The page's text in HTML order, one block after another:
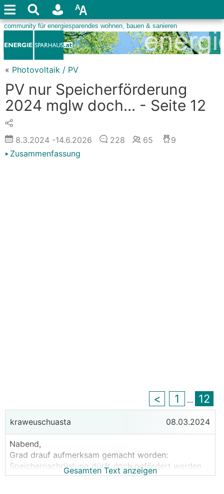
« Photovoltaik / PV
PV nur Speicherförderung
2024 mglw doch... - Seite 12
8.3.2024 -14.6.2026 228 65
9
Zusammenfassung
< 1 ... 12
kraweuschuasta 08.03.2024
Nabend,
Grad drauf aufmerksam gemacht worden:
Speichernachrüstung dürft doch gefördert werden
heuer
Gesamten Text anzeigen